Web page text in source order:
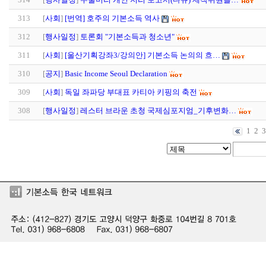
313 [사회] [번역] 호주의 기본소득 역사
312 [행사일정] 토론회 "기본소득과 청소년"
311 [사회] [울산기획강좌3/강의안] 기본소득 논의의 흐…
310 [공지] Basic Income Seoul Declaration
309 [사회] 독일 좌파당 부대표 카티아 키핑의 축전
308 [행사일정] 레스터 브라운 초청 국제심포지엄_기후변화…
1 2 3